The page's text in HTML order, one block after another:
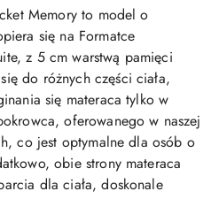
Memory to model o
się na Formatce
z 5 cm warstwą pamięci
do różnych części ciała,
się materaca tylko w
oferowanego w naszej
co jest optymalne dla osób o
obie strony materaca
dla ciała, doskonale